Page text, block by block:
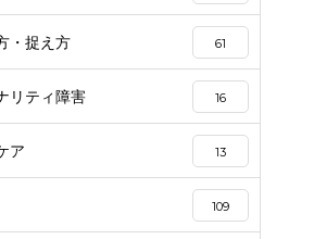
・捉え方 61
リティ障害 16
ア 13
109